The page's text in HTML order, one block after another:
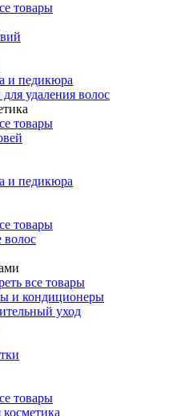
товары
и педикюра
удаления волос
товары
и педикюра
товары
все товары
и кондиционеры
уход
товары